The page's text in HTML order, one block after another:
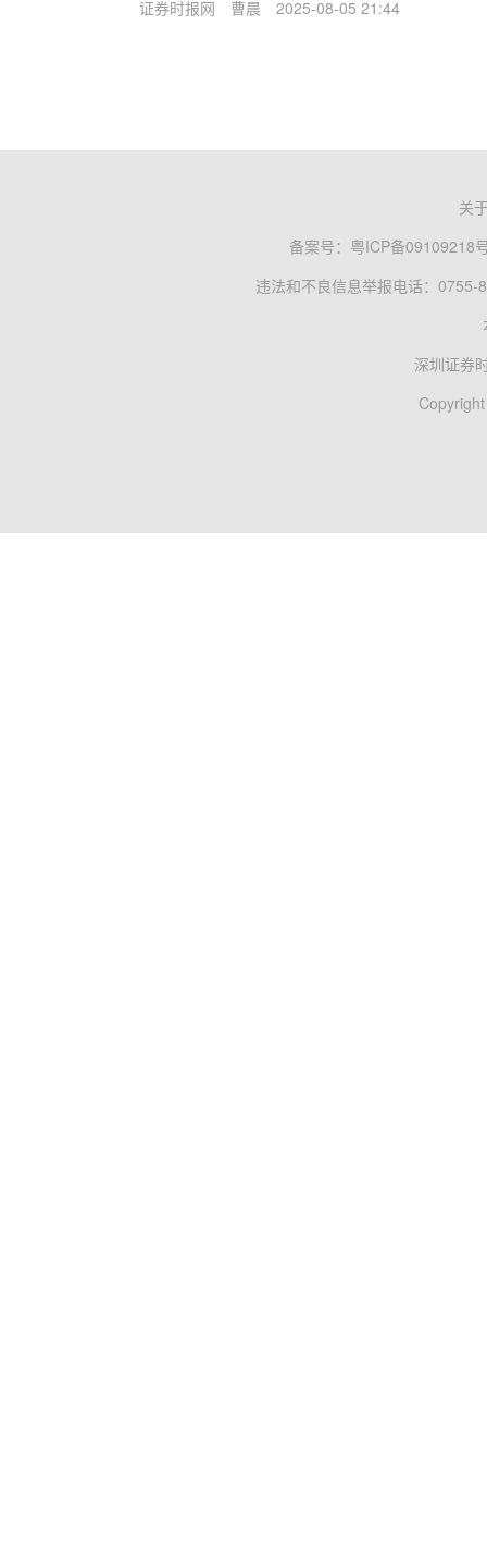
证券时报网 曹晨 2025-08-05 21:44
关
备案号： 粤ICP备09109218
违法和不良信息举报电话：0755-
深圳证券